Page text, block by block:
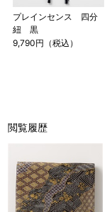
プレインセンス 四分
紐 黒
9,790円（税込）
閲覧履歴